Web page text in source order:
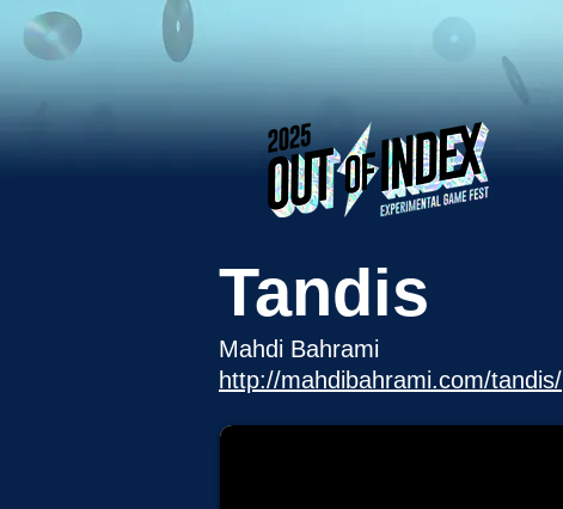
Tandis
Mahdi Bahrami
http://mahdibahrami.com/tandis/